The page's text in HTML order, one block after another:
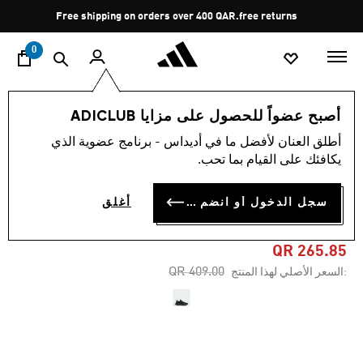
Pause
promotion
rotation
Free shipping on orders over 400 QAR.free returns
0
أصبح عضواً للحصول على مزايا ADICLUB
أطلق العنان لأفضل ما في أديداس - برنامج عضوية الذي
يكافئك على القيام بما تحب.
سجل الدخول أو انضم الآن أغلق
النساء
-35%
(256)
حذاء ULTRARUN 5 W
RUNNING
QR 265.85
:السعر الأصلي لهذا المنتج Price reduced from
QR 409.00
to